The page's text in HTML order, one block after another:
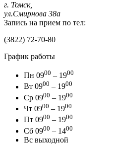
г. Томск,
ул.Смирнова 38а
Запись на прием по тел:
(3822) 72-70-80
График работы
Пн 0900 – 1900
Вт 0900 – 1900
Ср 0900 – 1900
Чт 0900 – 1900
Пт 0900 – 1900
Сб 0900 – 1400
Вс выходной